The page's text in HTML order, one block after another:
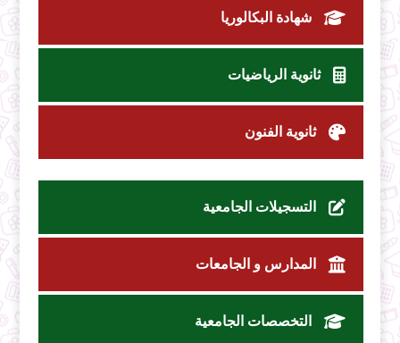
شهادة البكالوريا
ثانوية الرياضيات
ثانوية الفنون
التسجيلات الجامعية
المدارس و الجامعات
التخصصات الجامعية